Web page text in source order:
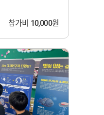
참가비 10,000원